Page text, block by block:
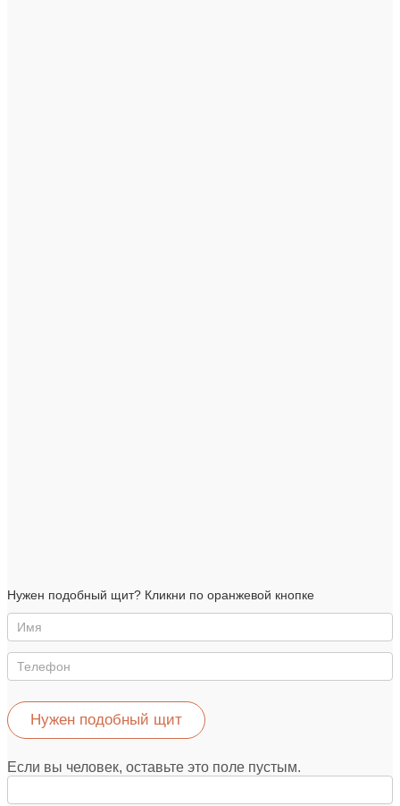
Нужен
такой
же
щит
Нужен подобный щит? Кликни по оранжевой кнопке
Нужен подобный щит
Если вы человек, оставьте это поле пустым.